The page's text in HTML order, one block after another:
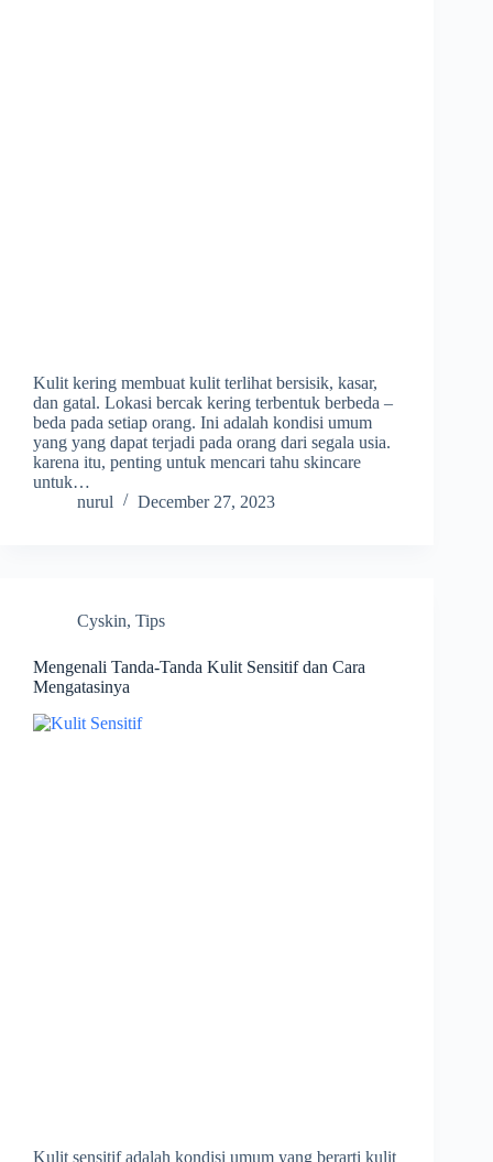
Kulit kering membuat kulit terlihat bersisik, kasar,
dan gatal. Lokasi bercak kering terbentuk berbeda –
beda pada setiap orang. Ini adalah kondisi umum
yang yang dapat terjadi pada orang dari segala usia.
karena itu, penting untuk mencari tahu skincare
untuk…
nurul
December 27, 2023
Cyskin, Tips
Mengenali Tanda-Tanda Kulit Sensitif dan Cara
Mengatasinya
Kulit sensitif adalah kondisi umum yang berarti kulit